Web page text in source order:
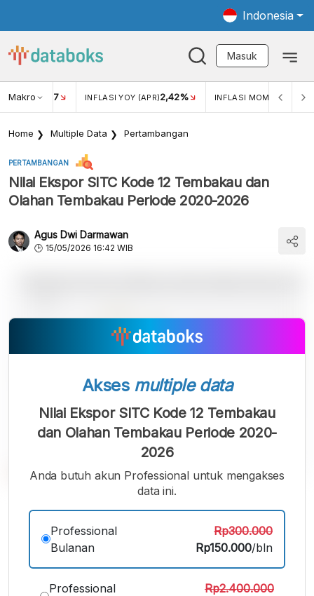
Indonesia
Masuk
Makro
USD/IDR 17 INFLASI YOY (APR)2,42% INFLASI MOM (MAR)
Home Multiple Data Pertambangan
PERTAMBANGAN
Nilai Ekspor SITC Kode 12 Tembakau dan
Olahan Tembakau Periode 2020-2026
Agus Dwi Darmawan
15/05/2026 16:42 WIB
Kecil
Font
Besar
Akses multiple data
Nilai Ekspor SITC Kode 12 Tembakau
dan Olahan Tembakau Periode 2020-
2026
Anda butuh akun Professional untuk mengakses
data ini.
Professional
Bulanan
Rp300.000
Rp150.000/bln
Professional
Rp2.400.000